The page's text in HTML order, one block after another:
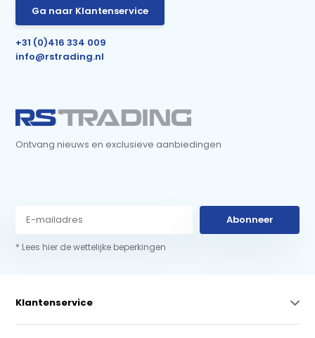
Ga naar Klantenservice
+31 (0)416 334 009
info@rstrading.nl
Ontvang nieuws en exclusieve aanbiedingen
Abonneer
* Lees hier de wettelijke beperkingen
Klantenservice